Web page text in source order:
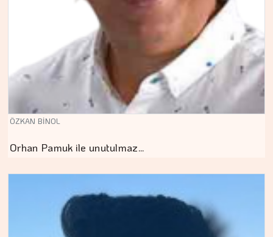
ÖZKAN BİNOL
Orhan Pamuk ile unutulmaz…